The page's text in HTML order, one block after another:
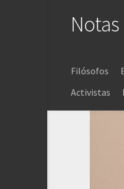
Filósofos
Activistas